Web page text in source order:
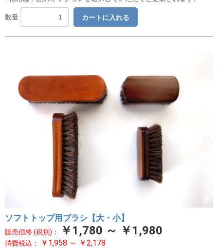
数量 カートに入れる
ソフトトップ用ブラシ【大・小】
販売価格 (税別)： ￥1,780 ～ ￥1,980
消費税込： ￥1,958 ～ ￥2,178
お買い物を続ける